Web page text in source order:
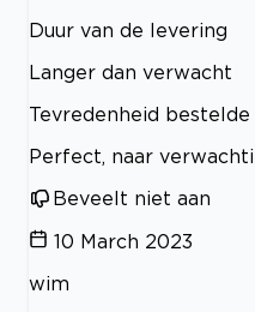
Duur van de levering
Langer dan verwacht
Tevredenheid
Perfect, naar
Beveelt niet aan
10 March 2023
wim